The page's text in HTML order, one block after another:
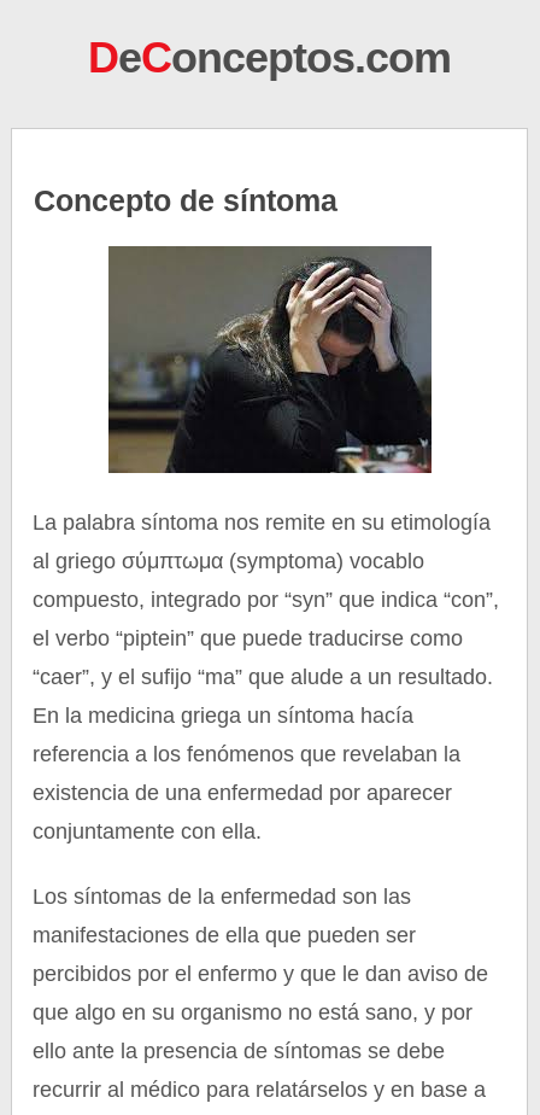
DeConceptos.com
Concepto de síntoma
La palabra síntoma nos remite en su etimología
al griego σύμπτωμα (symptoma) vocablo
compuesto, integrado por “syn” que indica “con”,
el verbo “piptein” que puede traducirse como
“caer”, y el sufijo “ma” que alude a un resultado.
En la medicina griega un síntoma hacía
referencia a los fenómenos que revelaban la
existencia de una enfermedad por aparecer
conjuntamente con ella.
Los síntomas de la enfermedad son las
manifestaciones de ella que pueden ser
percibidos por el enfermo y que le dan aviso de
que algo en su organismo no está sano, y por
ello ante la presencia de síntomas se debe
recurrir al médico para relatárselos y en base a